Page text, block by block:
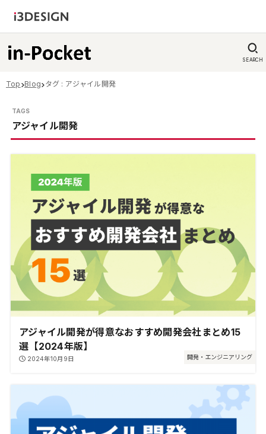
SEARCH
Top Blog タグ : アジャイル開発
アジャイル開発
開発・エンジニアリング
アジャイル開発が得意なおすすめ開発会社まとめ15
選【2024年版】
2024年10月9日